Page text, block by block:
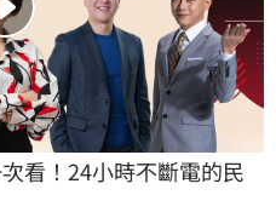
看！24小時不斷電的民